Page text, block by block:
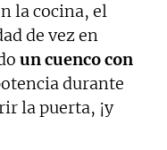
la cocina, el
de vez en
un cuenco con
durante
la puerta, ¡y